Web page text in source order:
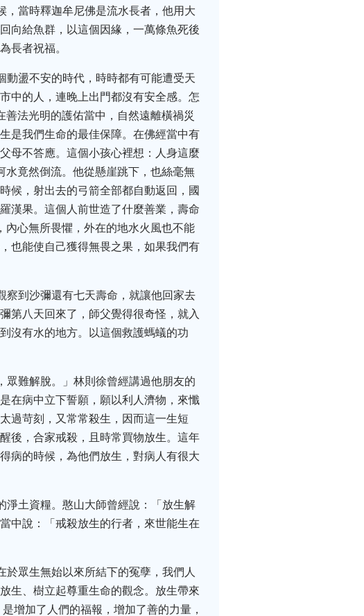
，當時釋迦牟尼佛是流水長者，他用大
向給魚群，以這個因緣，一萬條魚死後
長者祝福。
動盪不安的時代，時時都有可能遭受天
中的人，連晚上出門都沒有安全感。怎
法光明的護佑當中，自然遠離橫禍災
是我們生命的最佳保障。在佛經當中有
母不答應。這個小孩心裡想：人身這麼
竟然倒流。他從懸崖跳下，也絲毫無
候，射出去的弓箭全部都自動返回，國
漢果。這個人前世造了什麼善業，壽命
心無所畏懼，外在的地水火風也不能
也能使自己獲得無畏之果，如果我們有
察到沙彌還有七天壽命，就讓他回家去
第八天回來了，師父覺得很奇怪，就入
沒有水的地方。以這個救護螞蟻的功
難解脫。」林則徐曾經講過他朋友的
在病中立下誓願，願以利人濟物，來懺
過苛刻，又常常殺生，因而這一生短
後，合家戒殺，且時常買物放生。這年
病的時候，為他們放生，對病人有很大
淨土資糧。憨山大師曾經說：「放生解
中說：「戒殺放生的行者，來世能生在
眾生無始以來所結下的冤孽，我們人
生、樹立起尊重生命的觀念。放生帶來
增加了人們的福報，增加了善的力量，